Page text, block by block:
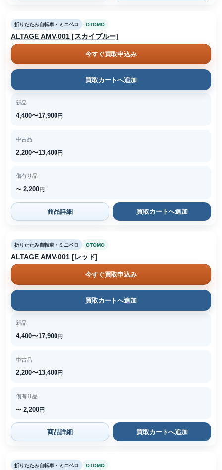
折りたたみ自転車・ミニベロ OTOMO
ALTAGE AMV-001 [スカイブルー]
今すぐ買取申込み
買取カートへ追加
新品
4,400〜17,900円
中古品
2,200〜13,400円
傷有り品
〜 2,200円
商品詳細 買取カートへ追加
折りたたみ自転車・ミニベロ OTOMO
ALTAGE AMV-001 [レッド]
今すぐ買取申込み
買取カートへ追加
新品
4,400〜17,900円
中古品
2,200〜13,400円
傷有り品
〜 2,200円
商品詳細 買取カートへ追加
折りたたみ自転車・ミニベロ OTOMO